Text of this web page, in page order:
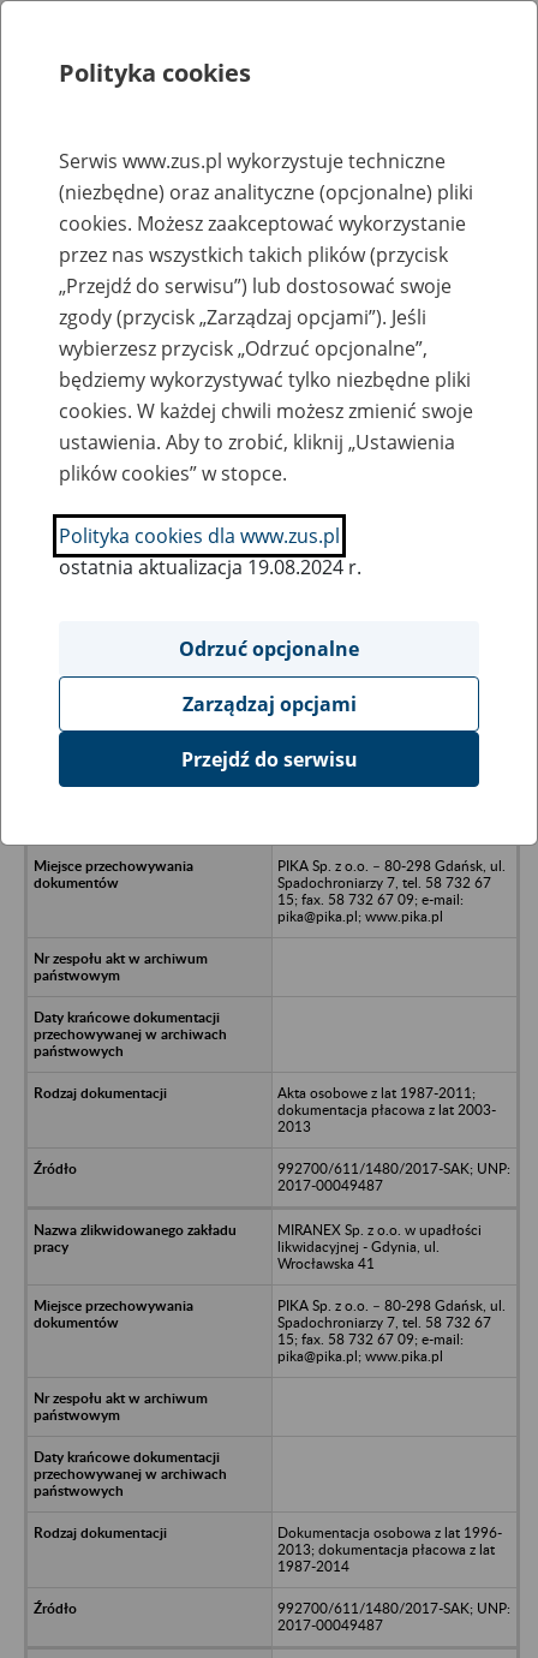
Rejestry, ewidencje i archiwa
Baza zlikwidowanych lub
przekształconych zakładów pracy
Nazwa zakładu pracy:
SZUKAJ
Ukryj wszystkie pozycje bazy
Konrem Nauta Sp. z o.o. w upadłości
PIKA Sp. z o.o. – 80-298 Gdańsk, ul.
Spadochroniarzy 7, tel. 58 732 67
15; fax. 58 732 67 09; e-mail:
pika@pika.pl; www.pika.pl
Akta osobowe z lat 1987-2011;
dokumentacja płacowa z lat 2003-
2013
992700/611/1480/2017-SAK; UNP:
2017-00049487
MIRANEX Sp. z o.o. w upadłości
likwidacyjnej - Gdynia, ul.
Wrocławska 41
PIKA Sp. z o.o. – 80-298 Gdańsk, ul.
Spadochroniarzy 7, tel. 58 732 67
15; fax. 58 732 67 09; e-mail:
pika@pika.pl; www.pika.pl
Dokumentacja osobowa z lat 1996-
2013; dokumentacja płacowa z lat
1987-2014
992700/611/1480/2017-SAK; UNP:
2017-00049487
Polityka cookies
Serwis www.zus.pl wykorzystuje techniczne
(niezbędne) oraz analityczne (opcjonalne) pliki
cookies. Możesz zaakceptować wykorzystanie
przez nas wszystkich takich plików (przycisk
„Przejdź do serwisu”) lub dostosować swoje
zgody (przycisk „Zarządzaj opcjami”). Jeśli
wybierzesz przycisk „Odrzuć opcjonalne”,
będziemy wykorzystywać tylko niezbędne pliki
cookies. W każdej chwili możesz zmienić swoje
ustawienia. Aby to zrobić, kliknij „Ustawienia
plików cookies” w stopce.
Polityka cookies dla www.zus.pl
ostatnia aktualizacja 19.08.2024 r.
Odrzuć opcjonalne
Zarządzaj opcjami
Przejdź do serwisu